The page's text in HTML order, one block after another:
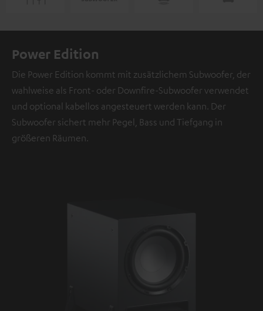
Power Edition
Die Power Edition kommt mit zusätzlichem Subwoofer, der
wahlweise als Front- oder Downfire-Subwoofer verwendet
und optional kabellos angesteuert werden kann. Der
Subwoofer sichert mehr Pegel, Bass und Tiefgang in
größeren Räumen.